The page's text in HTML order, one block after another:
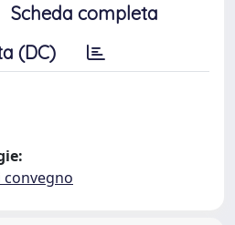
Scheda completa
(DC)
convegno